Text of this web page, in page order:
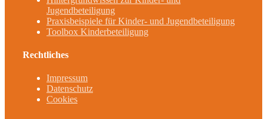
Jugendbeteiligung
Praxisbeispiele für Kinder- und Jugendbeteiligung
Toolbox Kinderbeteiligung
Rechtliches
Impressum
Datenschutz
Cookies